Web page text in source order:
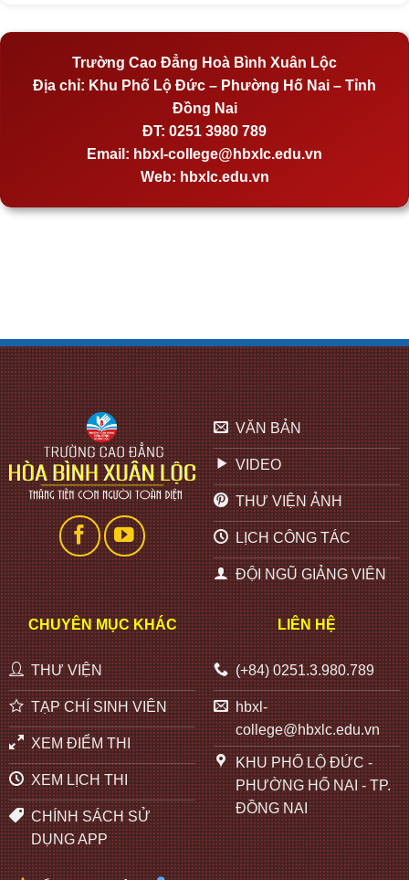
Trường Cao Đẳng Hoà Bình Xuân Lộc
Địa chỉ: Khu Phố Lộ Đức – Phường Hố Nai – Tỉnh
Đồng Nai
ĐT: 0251 3980 789
Email: hbxl-college@hbxlc.edu.vn
Web: hbxlc.edu.vn
VĂN BẢN
VIDEO
THƯ VIỆN ẢNH
LỊCH CÔNG TÁC
ĐỘI NGŨ GIẢNG VIÊN
CHUYÊN MỤC KHÁC
THƯ VIỆN
TẠP CHÍ SINH VIÊN
XEM ĐIỂM THI
XEM LỊCH THI
CHÍNH SÁCH SỬ
DỤNG APP
LIÊN HỆ
(+84) 0251.3.980.789
hbxl-
college@hbxlc.edu.vn
KHU PHỐ LỘ ĐỨC -
PHƯỜNG HỐ NAI - TP.
ĐỒNG NAI